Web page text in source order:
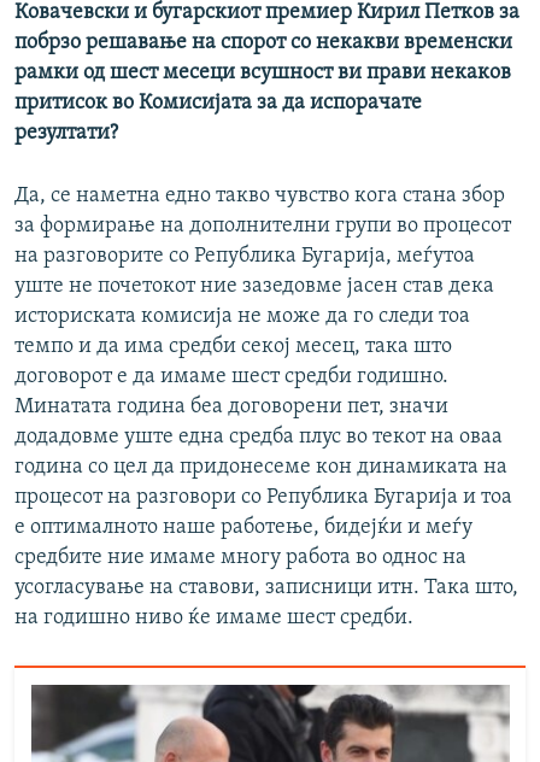
Ковачевски и бугарскиот премиер Кирил Петков за
побрзо решавање на спорот со некакви временски
рамки од шест месеци всушност ви прави некаков
притисок во Комисијата за да испорачате
резултати?
Да, се наметна едно такво чувство кога стана збор
за формирање на дополнителни групи во процесот
на разговорите со Република Бугарија, меѓутоа
уште не почетокот ние зазедовме јасен став дека
историската комисија не може да го следи тоа
темпо и да има средби секој месец, така што
договорот е да имаме шест средби годишно.
Минатата година беа договорени пет, значи
додадовме уште една средба плус во текот на оваа
година со цел да придонесеме кон динамиката на
процесот на разговори со Република Бугарија и тоа
е оптималното наше работење, бидејќи и меѓу
средбите ние имаме многу работа во однос на
усогласување на ставови, записници итн. Така што,
на годишно ниво ќе имаме шест средби.